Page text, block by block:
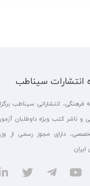
انتشارات سیناطب
انتشاراتی سیناطب
ناشر کتب ویژه داوطلبان آزمون
دارای مجوز رسمی از
ایران